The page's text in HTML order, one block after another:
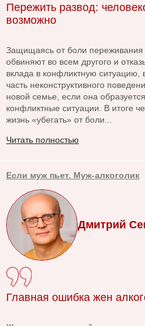
Пережить развод:
возможно
Защищаясь от боли переживания
обвиняют во всем другого и
вклада в конфликтную ситуацию,
часть неконструктивного
новой семье, если она
конфликтные ситуации. В итоге
жизнь «убегать» от боли...
Читать полностью
Если муж пьет. Муж-алкоголик
Дмитрий
Главная ошибка жен